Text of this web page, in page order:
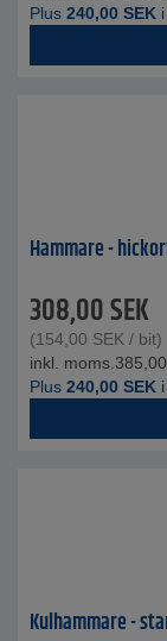
Plus 240,00 SEK
Hammare -
308,00SEK
(154,00 SEK / bit)
inkl. moms. 385,00
Plus 240,00 SEK
Kulhammare -